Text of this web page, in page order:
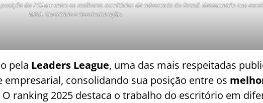
do PGLaw entre os melhores escritórios de advocacia do Brasil, destacando sua
M&A, Societário e Reestruturação.
pela Leaders League, uma das mais respeitadas
consolidando sua posição entre os
O ranking 2025 destaca o trabalho do escritório em